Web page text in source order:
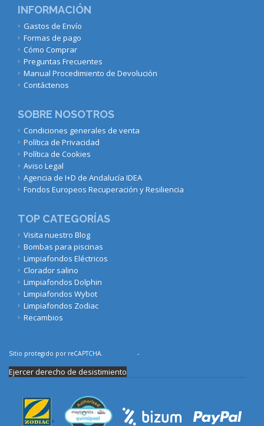
INFORMACIÓN
Gastos de Envío
Formas de pago
Cómo Comprar
Preguntas Frecuentes
Manual Procedimiento de Devolución
Contáctenos
SOBRE NOSOTROS
Condiciones generales de venta
Política de Privacidad
Política de Cookies
Aviso Legal
Agencia de I+D de Andalucía IDEA
Fondos Europeos Recuperación y Resiliencia
TOP CATEGORÍAS
Visita nuestro Blog
Bombas para piscinas
Limpiafondos Eléctricos
Clorador salino
Limpiafondos Dolphin
Limpiafondos Wybot
Limpiafondos Zodiac
Recambios
Sitio protegido por reCAPTCHA. -
Ejercer derecho de desistimiento